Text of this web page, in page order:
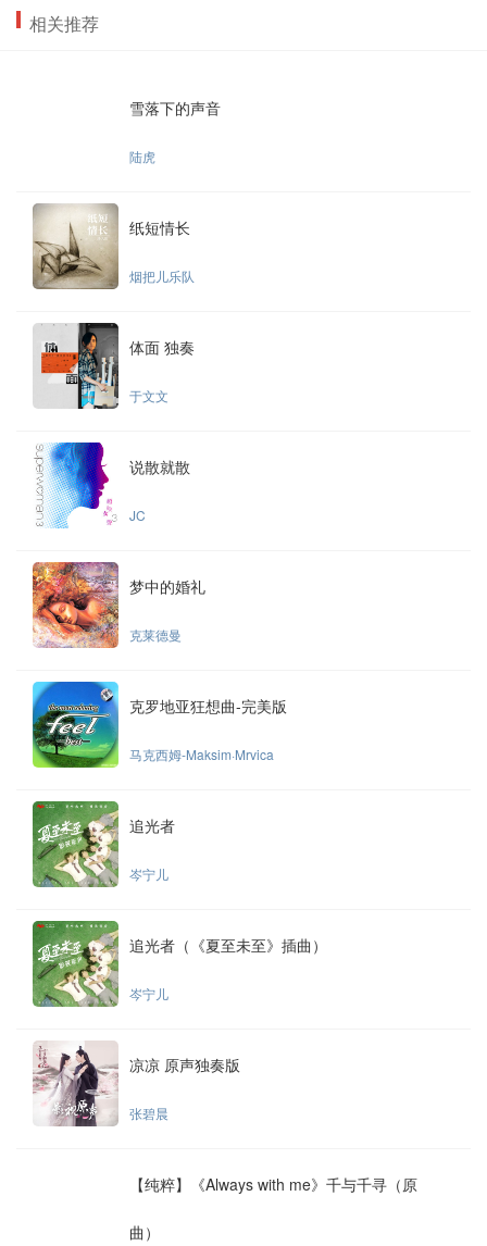
相关推荐
雪落下的声音
陆虎
纸短情长
烟把儿乐队
体面 独奏
于文文
说散就散
JC
梦中的婚礼
克莱德曼
克罗地亚狂想曲-完美版
马克西姆-Maksim·Mrvica
追光者
岑宁儿
追光者（《夏至未至》插曲）
岑宁儿
凉凉 原声独奏版
张碧晨
【纯粹】《Always with me》千与千寻（原
曲）